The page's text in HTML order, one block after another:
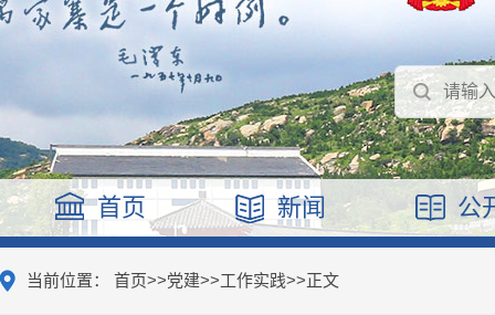
首页 新闻 公
当前位置： 首页>>党建>>工作实践>>正文